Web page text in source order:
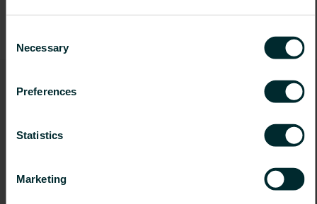
Selection
Necessary
Preferences
Statistics
Marketing
442